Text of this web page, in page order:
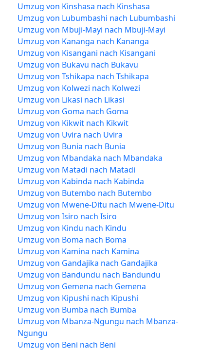
Umzug von Kinshasa nach Kinshasa
Umzug von Lubumbashi nach Lubumbashi
Umzug von Mbuji-Mayi nach Mbuji-Mayi
Umzug von Kananga nach Kananga
Umzug von Kisangani nach Kisangani
Umzug von Bukavu nach Bukavu
Umzug von Tshikapa nach Tshikapa
Umzug von Kolwezi nach Kolwezi
Umzug von Likasi nach Likasi
Umzug von Goma nach Goma
Umzug von Kikwit nach Kikwit
Umzug von Uvira nach Uvira
Umzug von Bunia nach Bunia
Umzug von Mbandaka nach Mbandaka
Umzug von Matadi nach Matadi
Umzug von Kabinda nach Kabinda
Umzug von Butembo nach Butembo
Umzug von Mwene-Ditu nach Mwene-Ditu
Umzug von Isiro nach Isiro
Umzug von Kindu nach Kindu
Umzug von Boma nach Boma
Umzug von Kamina nach Kamina
Umzug von Gandajika nach Gandajika
Umzug von Bandundu nach Bandundu
Umzug von Gemena nach Gemena
Umzug von Kipushi nach Kipushi
Umzug von Bumba nach Bumba
Umzug von Mbanza-Ngungu nach Mbanza-
Ngungu
Umzug von Beni nach Beni